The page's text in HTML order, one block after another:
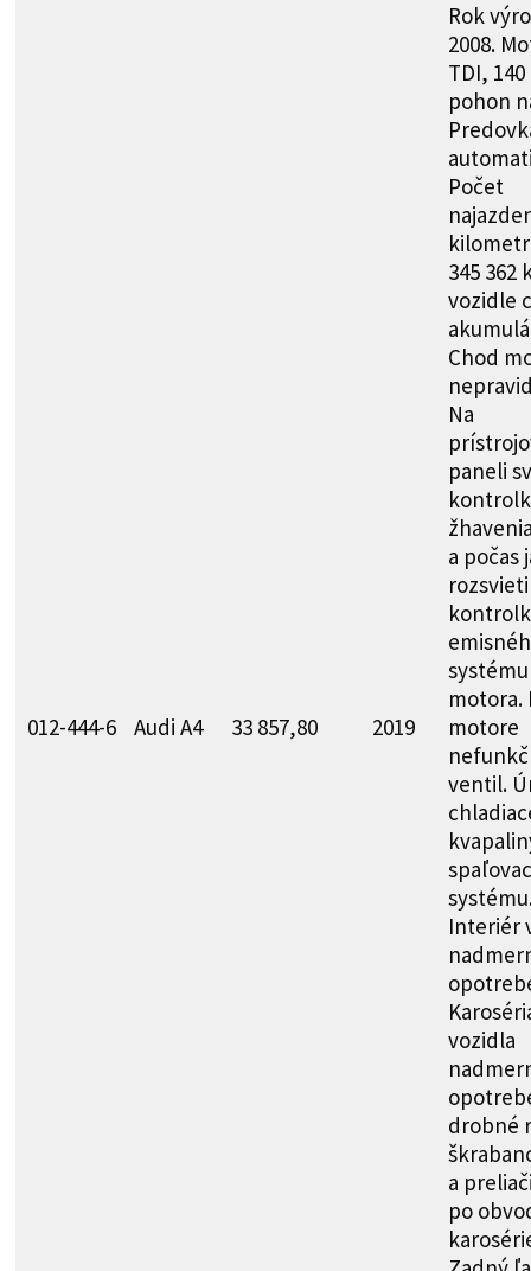
012-444-6 Audi A4 33 857,80 2019
Rok
2008.
TDI,
pohon
Počet
345 362
vozidle
Chod
Na
paneli
a počas
rozsvieti
systému
motora.
motore
ventil.
Interiér
vozidla
drobné
a
po